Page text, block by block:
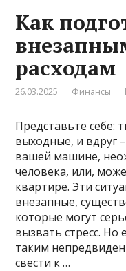
Как
расходам
26.03.2025 Финансы
Представьте себе:
выходные, и вдруг
вашей машине,
человека, или,
квартире. Эти
внезапные,
которые могут
вызвать стресс. Но
таким
свести к …